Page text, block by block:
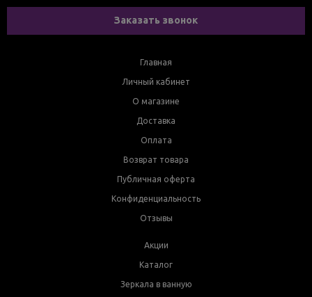
Заказать звонок
Главная
Личный кабинет
О магазине
Доставка
Оплата
Возврат товара
Публичная оферта
Конфиденциальность
Отзывы
Акции
Каталог
Зеркала в ванную